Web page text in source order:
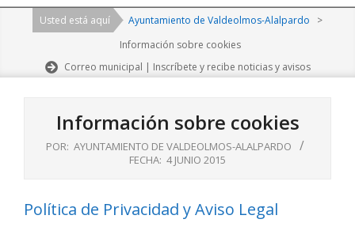
Navigation
Usted está aquí Ayuntamiento de Valdeolmos-Alalpardo
>
Información sobre cookies
Correo municipal | Inscríbete y recibe noticias y avisos
Información sobre cookies
POR: AYUNTAMIENTO DE VALDEOLMOS-ALALPARDO
FECHA: 4 JUNIO 2015
Política de Privacidad y Aviso Legal